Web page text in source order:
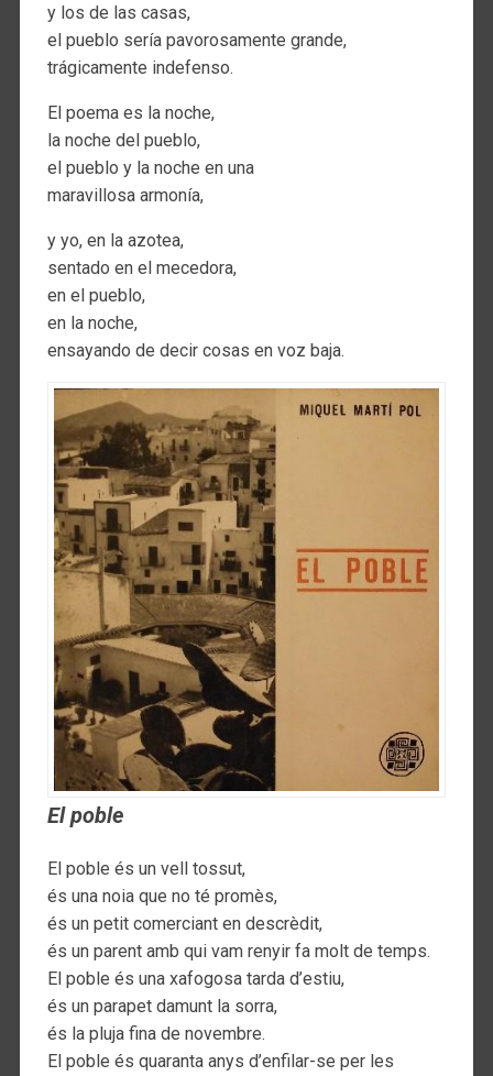
y los de las casas,
el pueblo sería pavorosamente grande,
trágicamente indefenso.
El poema es la noche,
la noche del pueblo,
el pueblo y la noche en una
maravillosa armonía,
y yo, en la azotea,
sentado en el mecedora,
en el pueblo,
en la noche,
ensayando de decir cosas en voz baja.
El poble
El poble és un vell tossut,
és una noia que no té promès,
és un petit comerciant en descrèdit,
és un parent amb qui vam renyir fa molt de temps.
El poble és una xafogosa tarda d’estiu,
és un parapet damunt la sorra,
és la pluja fina de novembre.
El poble és quaranta anys d’enfilar-se per les